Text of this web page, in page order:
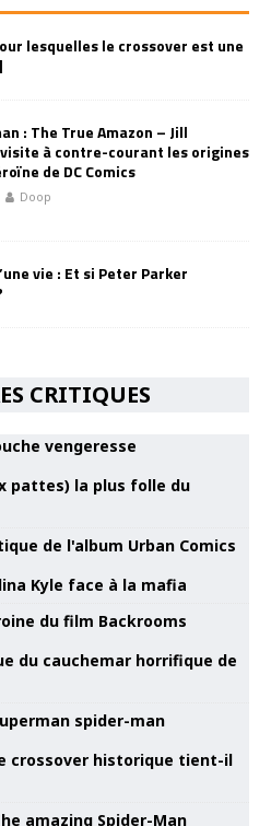
lesquelles le crossover est une
: The True Amazon – Jill
à contre-courant les origines
de DC Comics
Doop
vie : Et si Peter Parker
CRITIQUES
pattes) la plus folle du
Kyle face à la mafia
du cauchemar horrifique de
crossover historique tient-il